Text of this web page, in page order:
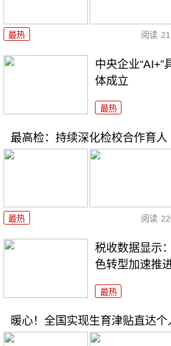
最热 阅读
中央企业“AI+”
体成立
最热
最高检：持续深化检校合作育人
最热 阅读
税收数据显示
色转型加速推
最热
暖心！全国实现生育津贴直达个